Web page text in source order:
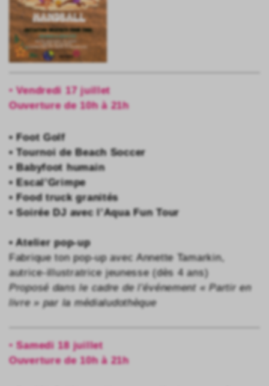
•Vendredi 17 juillet
Ouverture de 10h à 21h
• Foot Golf
• Tournoi de Beach Soccer
• Babyfoot humain
• Escal’Grimpe
• Food truck granités
• Soirée DJ avec l’Aqua Fun Tour
• Atelier pop-up
Fabrique ton pop-up avec Annette Tamarkin,
autrice-illustratrice jeunesse (dès 4 ans)
Proposé dans le cadre de l’événement « Partir en
livre » par la médialudothèque
•Samedi 18 juillet
Ouverture de 10h à 21h